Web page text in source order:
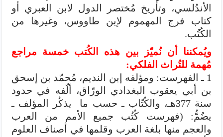
الأندُلسي، وتأريخ مُختصر الدول لابن العبري أو
كتاب فرج المهموم لإبن طاووس، وغيرها من
الكُتُب.
ويُمكننا أن نُميّز بين هذه الكُتب خمسة مراجع
مُهمة للتُراث الفلكي:
1 ـ الفهرست: ومؤلفه إبن النديم، مُحمّد بن إسحق
بن أبي يعقوب البغدادي الورّاق، ألّفه في حدود
سنة 377هـ، والكُتّاب ـ حسب ما يذكُر المؤلف ـ
يضُمُّ: (فهرست كُتُب جميع الأمم من العرب
والعجم منها بلغة العرب وقلمها في أصناف العلوم